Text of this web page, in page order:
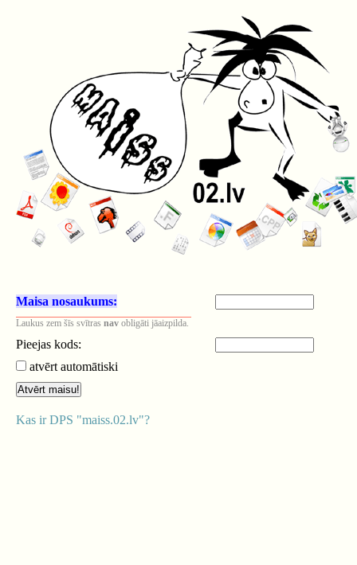
Maisa nosaukums:
Laukus zem šīs svītras nav obligāti jāaizpilda.
Pieejas kods:
atvērt automātiski
Kas ir DPS "maiss.02.lv"?